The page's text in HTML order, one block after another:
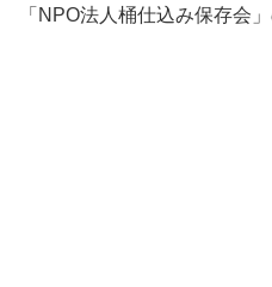
「NPO法人桶仕込み保存会